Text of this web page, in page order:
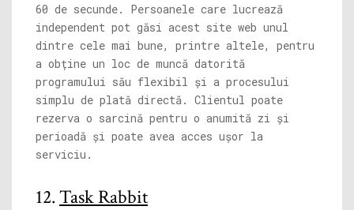
60 de secunde. Persoanele care lucrează
independent pot găsi acest site web unul
dintre cele mai bune, printre altele, pentru
a obține un loc de muncă datorită
programului său flexibil și a procesului
simplu de plată directă. Clientul poate
rezerva o sarcină pentru o anumită zi și
perioadă și poate avea acces ușor la
serviciu.
12.Task Rabbit